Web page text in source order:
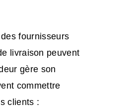
fournisseurs
livraison peuvent
gère son
commettre
clients :